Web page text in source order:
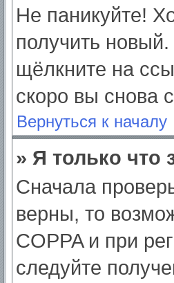
Не паникуйте!
получить
щёлкните на
скоро вы снова
Вернуться к началу
» Я только что
Сначала
верны, то
COPPA и при
следуйте